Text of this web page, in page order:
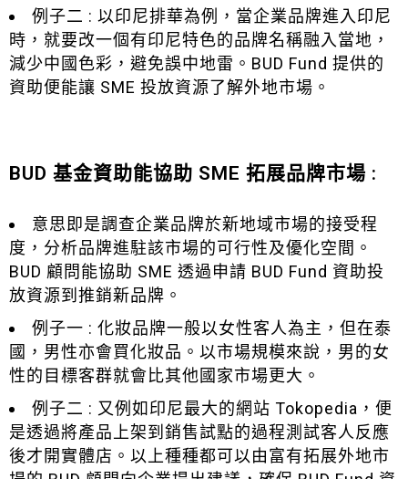
例子二 : 以印尼排華為例，當企業品牌進入印尼
時，就要改一個有印尼特色的品牌名稱融入當地，
減少中國色彩，避免誤中地雷。BUD Fund 提供的
資助便能讓 SME 投放資源了解外地市場。
BUD 基金資助能協助 SME 拓展品牌市場 :
意思即是調查企業品牌於新地域市場的接受程
度，分析品牌進駐該市場的可行性及優化空間。
BUD 顧問能協助 SME 透過申請 BUD Fund 資助投
放資源到推銷新品牌。
例子一 : 化妝品牌一般以女性客人為主，但在泰
國，男性亦會買化妝品。以市場規模來說，男的女
性的目標客群就會比其他國家市場更大。
例子二 : 又例如印尼最大的網站 Tokopedia，便
是透過將產品上架到銷售試點的過程測試客人反應
後才開實體店。以上種種都可以由富有拓展外地市